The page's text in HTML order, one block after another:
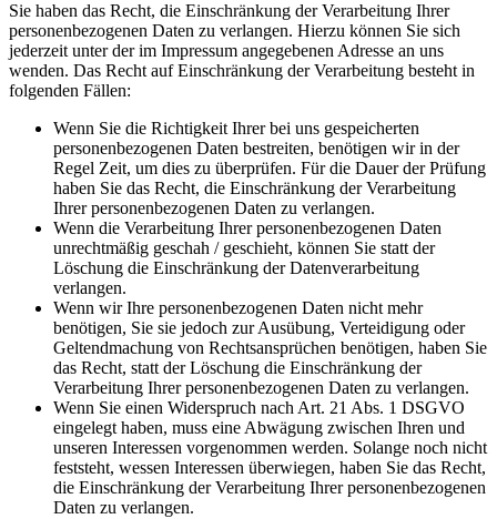
Sie haben das Recht, die Einschränkung der Verarbeitung Ihrer
personenbezogenen Daten zu verlangen. Hierzu können Sie sich
jederzeit unter der im Impressum angegebenen Adresse an uns
wenden. Das Recht auf Einschränkung der Verarbeitung besteht in
folgenden Fällen:
Wenn Sie die Richtigkeit Ihrer bei uns gespeicherten
personenbezogenen Daten bestreiten, benötigen wir in der
Regel Zeit, um dies zu überprüfen. Für die Dauer der Prüfung
haben Sie das Recht, die Einschränkung der Verarbeitung
Ihrer personenbezogenen Daten zu verlangen.
Wenn die Verarbeitung Ihrer personenbezogenen Daten
unrechtmäßig geschah / geschieht, können Sie statt der
Löschung die Einschränkung der Datenverarbeitung
verlangen.
Wenn wir Ihre personenbezogenen Daten nicht mehr
benötigen, Sie sie jedoch zur Ausübung, Verteidigung oder
Geltendmachung von Rechtsansprüchen benötigen, haben Sie
das Recht, statt der Löschung die Einschränkung der
Verarbeitung Ihrer personenbezogenen Daten zu verlangen.
Wenn Sie einen Widerspruch nach Art. 21 Abs. 1 DSGVO
eingelegt haben, muss eine Abwägung zwischen Ihren und
unseren Interessen vorgenommen werden. Solange noch nicht
feststeht, wessen Interessen überwiegen, haben Sie das Recht,
die Einschränkung der Verarbeitung Ihrer personenbezogenen
Daten zu verlangen.